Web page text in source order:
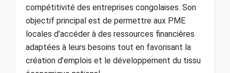
compétitivité des entreprises congolaises. Son
objectif principal est de permettre aux PME
locales d’accéder à des ressources financières
adaptées à leurs besoins tout en favorisant la
création d’emplois et le développement du tissu